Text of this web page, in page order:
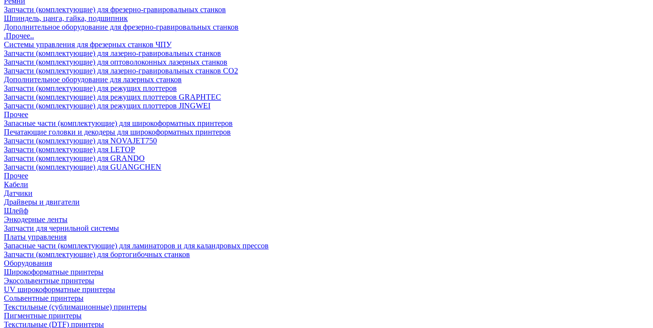
Запчасти (комплектующие) для фрезерно-гравировальных станков
Шпиндель, цанга, гайка, подшипник
Дополнительное оборудование для фрезерно-гравировальных станков
.Прочее..
Системы управления для фрезерных станков ЧПУ
Запчасти (комплектующие) для лазерно-гравировальных станков
Запчасти (комплектующие) для оптоволоконных лазерных станков
Запчасти (комплектующие) для лазерно-гравировальных станков CO2
Дополнительное оборудование для лазерных станков
Запчасти (комплектующие) для режущих плоттеров
Запчасти (комплектующие) для режущих плоттеров GRAPHTEC
Запчасти (комплектующие) для режущих плоттеров JINGWEI
Прочее
Запасные части (комплектующие) для широкоформатных принтеров
Печатающие головки и декодеры для широкоформатных принтеров
Запчасти (комплектующие) для NOVAJET750
Запчасти (комплектующие) для LETOP
Запчасти (комплектующие) для GRANDO
Запчасти (комплектующие) для GUANGCHEN
Прочее
Кабели
Датчики
Драйверы и двигатели
Шлейф
Энкодерные ленты
Запчасти для чернильной системы
Платы управления
Запасные части (комплектующие) для ламинаторов и для каландровых прессов
Запчасти (комплектующие) для бортогибочных станков
Оборудования
Широкоформатные принтеры
Экосольвентные принтеры
UV широкоформатные принтеры
Сольвентные принтеры
Текстильные (сублимационные) принтеры
Пигментные принтеры
Текстильные (DTF) принтеры